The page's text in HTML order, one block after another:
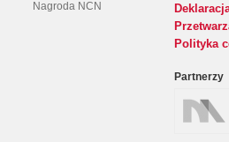
Nagroda NCN
Polityka
Partnerzy